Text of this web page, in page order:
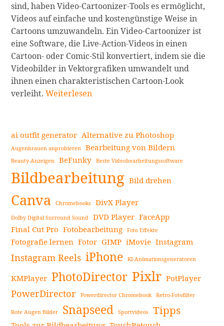
sind, haben Video-Cartoonizer-Tools es ermöglicht,
Videos auf einfache und kostengünstige Weise in
Cartoons umzuwandeln. Ein Video-Cartoonizer ist
eine Software, die Live-Action-Videos in einen
Cartoon- oder Comic-Stil konvertiert, indem sie die
Videobilder in Vektorgrafiken umwandelt und
ihnen einen charakteristischen Cartoon-Look
verleiht.Wie
einem
Video-
Cartoonizer
in
umwandelt:
Eine
Anleitung
zum
Cartoonisieren
Videos
weiterlesen
Weiterlesen
Seitenleiste
ai outfit generator Alternative zu Photoshop
Augenbrauen anprobieren Bearbeitung von Bildern
Beauty-Anzeigen BeFunky Beste Videobearbeitungssoftware
Bildbearbeitung Bild drehen
Canva Chromebooks DivX Player
Dolby Digital Surround Sound DVD Player FaceApp
Final Cut Pro Fotobearbeitung Foto Effekte
Fotografie lernen Fotor GIMP iMovie Instagram
Instagram Reels iPhone KI-Animationsgeneratoren
KMPlayer PhotoDirector Pixlr PotPlayer
PowerDirector Powerdirector Chromebook Retro-Fotofilter
Rote Augen Bilder Snapseed Sportvideos Tipps